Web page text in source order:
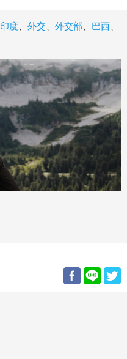
印度 外交 外交部 巴西